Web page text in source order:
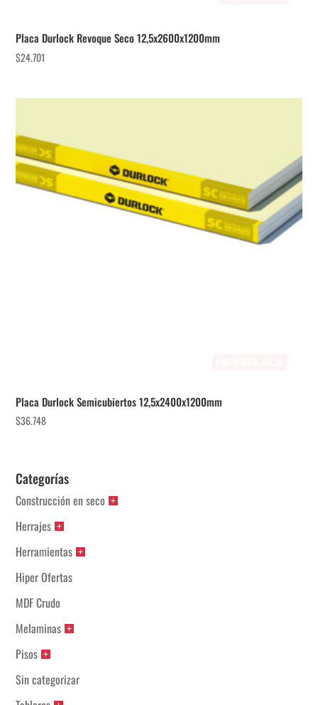
Placa Durlock Revoque Seco 12,5x2600x1200mm
$24.701
Placa Durlock Semicubiertos 12,5x2400x1200mm
$36.748
Categorías
Construcción en seco
Herrajes
Herramientas
Hiper Ofertas
MDF Crudo
Melaminas
Pisos
Sin categorizar